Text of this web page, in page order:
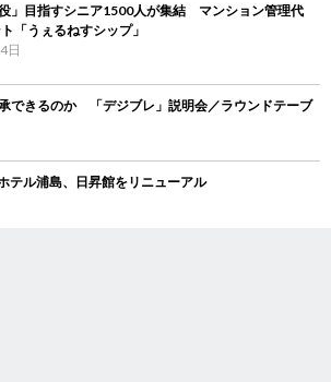
役」目指すシニア1500人が集結 マンション管理代
「うぇるねすシップ」
日
できるのか 「デジブレ」説明会／ラウンドテーブ
ル浦島、日昇館をリニューアル